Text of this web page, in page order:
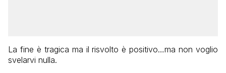
La fine è tragica ma il risvolto è positivo…ma non voglio
svelarvi nulla.